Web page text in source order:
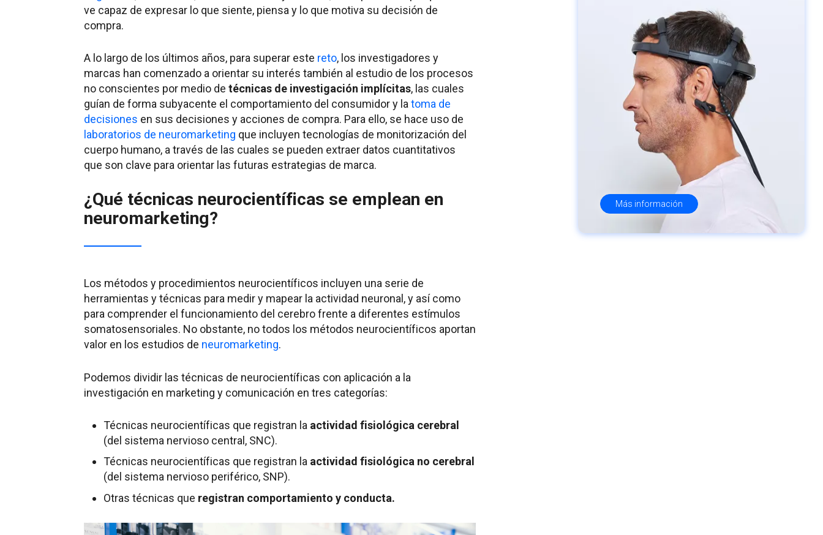
ve capaz de expresar lo que siente, piensa y lo que motiva su decisión de
compra.
A lo largo de los últimos años, para superar este reto, los investigadores y
marcas han comenzado a orientar su interés también al estudio de los procesos
no conscientes por medio de técnicas de investigación implícitas, las cuales
guían de forma subyacente el comportamiento del consumidor y la toma de
decisiones en sus decisiones y acciones de compra. Para ello, se hace uso de
laboratorios de neuromarketing que incluyen tecnologías de monitorización del
cuerpo humano, a través de las cuales se pueden extraer datos cuantitativos
que son clave para orientar las futuras estrategias de marca.
¿Qué técnicas neurocientíficas se emplean en
neuromarketing?
Los métodos y procedimientos neurocientíficos incluyen una serie de
herramientas y técnicas para medir y mapear la actividad neuronal, y así como
para comprender el funcionamiento del cerebro frente a diferentes estímulos
somatosensoriales. No obstante, no todos los métodos neurocientíficos aportan
valor en los estudios de neuromarketing.
Podemos dividir las técnicas de neurocientíficas con aplicación a la
investigación en marketing y comunicación en tres categorías:
Técnicas neurocientíficas que registran la actividad fisiológica cerebral
(del sistema nervioso central, SNC).
Técnicas neurocientíficas que registran la actividad fisiológica no cerebral
(del sistema nervioso periférico, SNP).
Otras técnicas que registran comportamiento y conducta.
Más información